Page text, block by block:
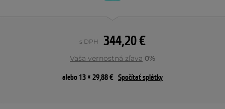
344,20 €
s DPH
Vaša vernostná zľava 0%
alebo 13 × 29,88 € Spočítať splátky